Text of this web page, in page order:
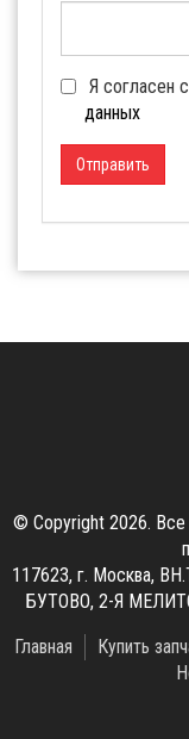
Я согласен с
данных
Отправить
© Copyright 2026.
117623, г. Москва,
БУТОВО, 2-Я
Главная
Купить